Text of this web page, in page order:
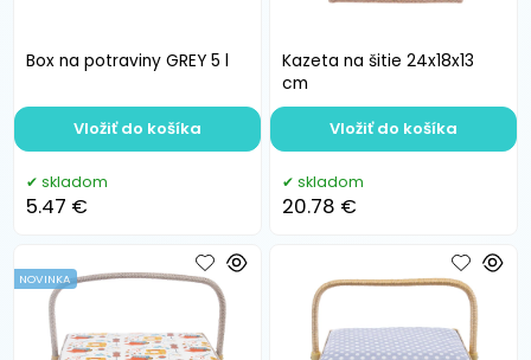
Box na potraviny GREY 5 l
skladom
5.47 €
Vložiť do košíka
Kazeta na šitie 24x18x13
cm
skladom
20.78 €
Vložiť do košíka
NOVINKA